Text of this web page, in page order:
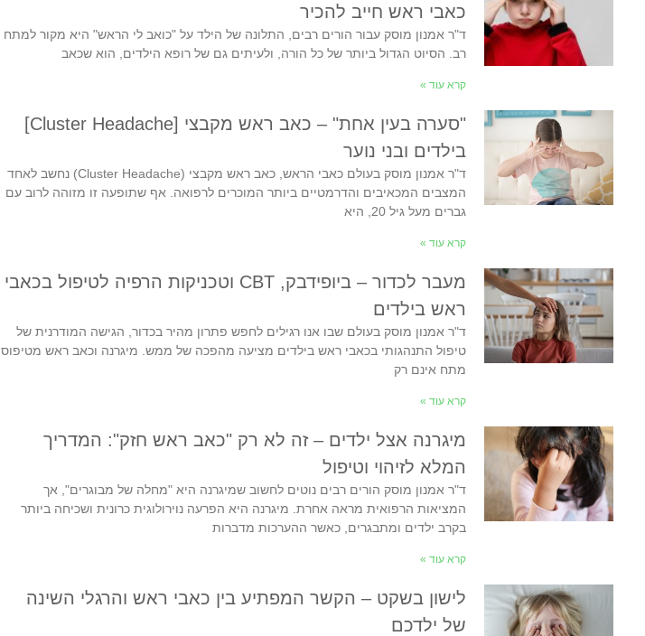
כאבי ראש חייב להכיר
ד"ר אמנון מוסק עבור הורים רבים, התלונה של הילד על "כואב לי הראש" היא מקור למתח
רב. הסיוט הגדול ביותר של כל הורה, ולעיתים גם של רופא הילדים, הוא שכאב
קרא עוד »
"סערה בעין אחת" – כאב ראש מקבצי [Cluster Headache]
בילדים ובני נוער
ד"ר אמנון מוסק בעולם כאבי הראש, כאב ראש מקבצי (Cluster Headache) נחשב לאחד
המצבים המכאיבים והדרמטיים ביותר המוכרים לרפואה. אף שתופעה זו מזוהה לרוב עם
גברים מעל גיל 20, היא
קרא עוד »
מעבר לכדור – ביופידבק, CBT וטכניקות הרפיה לטיפול בכאבי
ראש בילדים
ד"ר אמנון מוסק בעולם שבו אנו רגילים לחפש פתרון מהיר בכדור, הגישה המודרנית של
טיפול התנהגותי בכאבי ראש בילדים מציעה מהפכה של ממש. מיגרנה וכאב ראש מטיפוס
מתח אינם רק
קרא עוד »
מיגרנה אצל ילדים – זה לא רק "כאב ראש חזק": המדריך
המלא לזיהוי וטיפול
ד"ר אמנון מוסק הורים רבים נוטים לחשוב שמיגרנה היא "מחלה של מבוגרים", אך
המציאות הרפואית מראה אחרת. מיגרנה היא הפרעה נוירולוגית כרונית ושכיחה ביותר
בקרב ילדים ומתבגרים, כאשר ההערכות מדברות
קרא עוד »
לישון בשקט – הקשר המפתיע בין כאבי ראש והרגלי השינה
של ילדכם